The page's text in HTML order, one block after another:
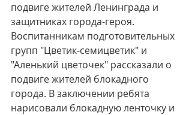
подвиге жителей Ленинграда и
защитниках города-героя.
Воспитанникам подготовительных
групп "Цветик-семицветик" и
"Аленький цветочек" рассказали о
подвиге жителей блокадного
города. В заключении ребята
нарисовали блокадную ленточку и